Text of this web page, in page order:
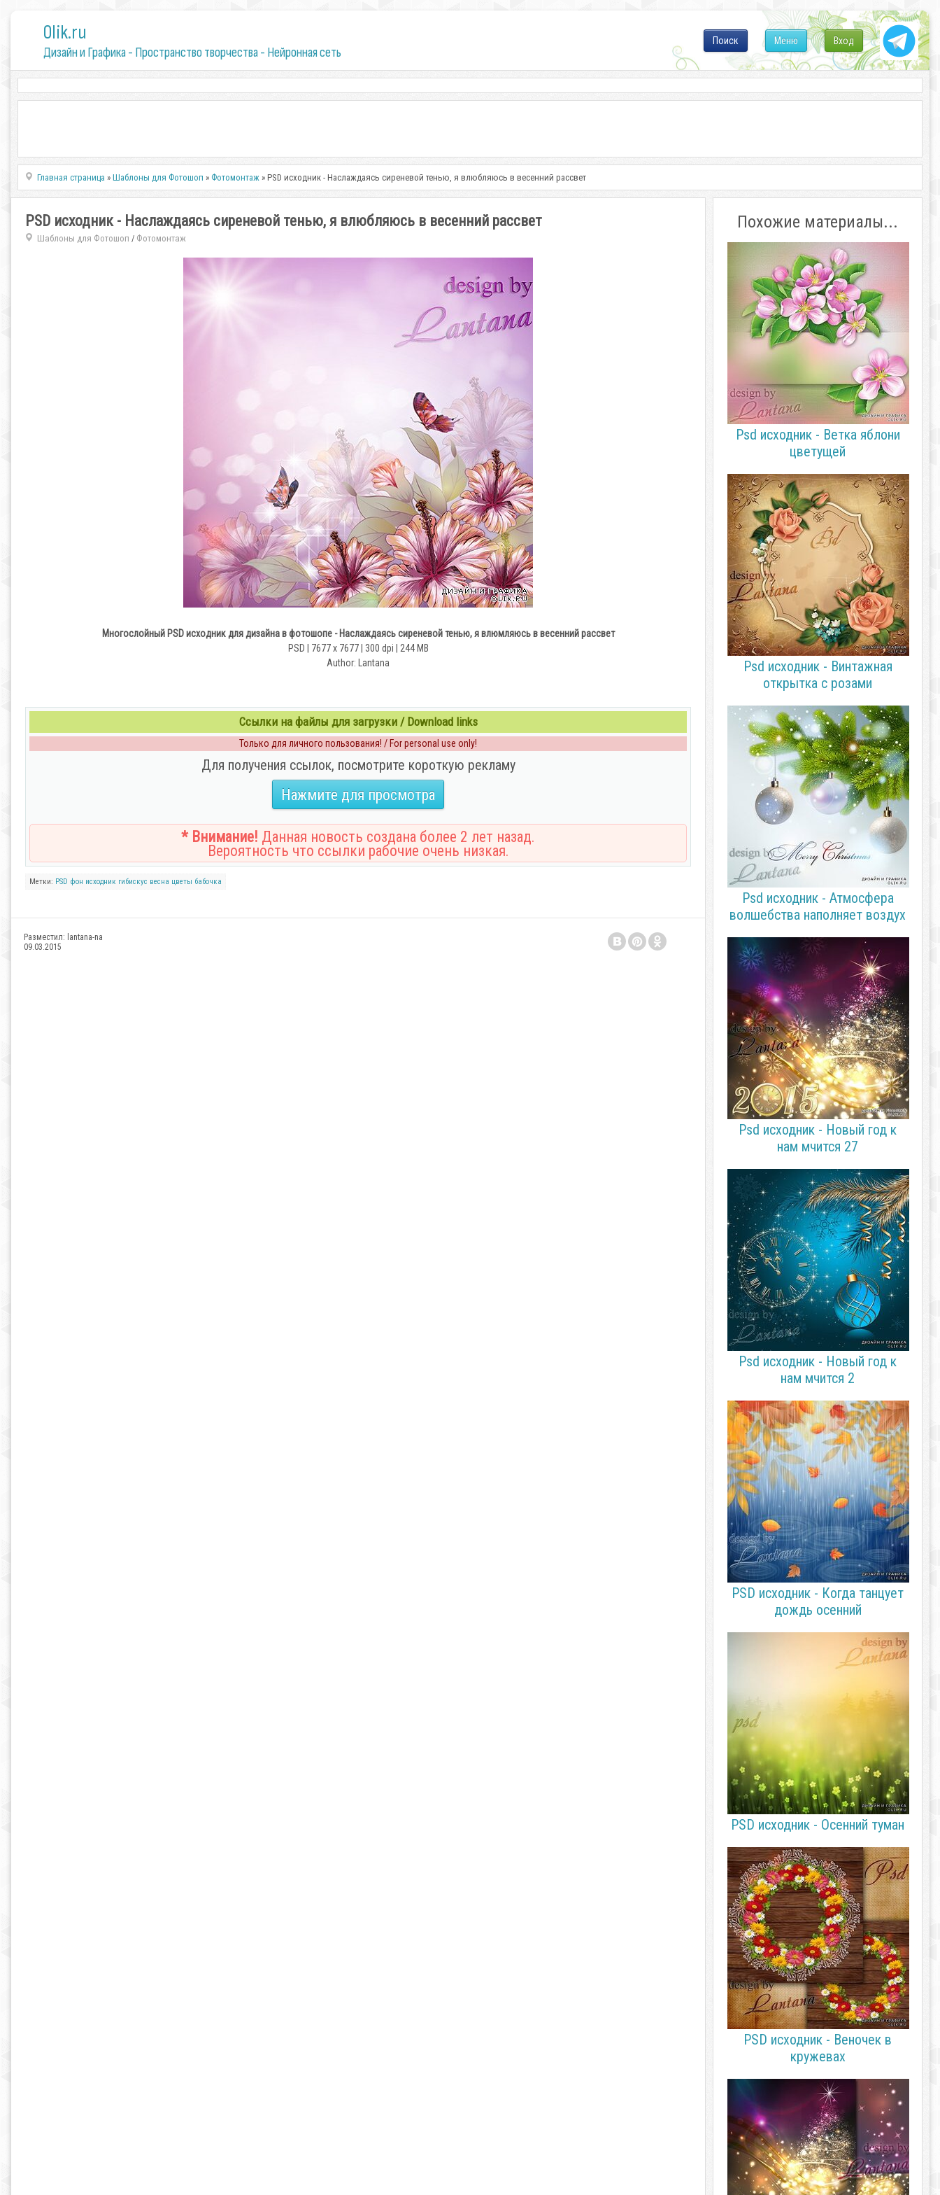
0lik.ru
Дизайн и Графика - Пространство творчества - Нейронная сеть
Вход
Меню
Поиск
Главная страница »Шаблоны для Фотошоп » Фотомонтаж » PSD исходник - Наслаждаясь сиреневой тенью, я влюбляюсь в весенний рассвет
PSD исходник - Наслаждаясь сиреневой тенью, я влюбляюсь в весенний рассвет
Шаблоны для Фотошоп / Фотомонтаж
Многослойный PSD исходник для дизайна в фотошопе - Наслаждаясь сиреневой тенью, я влюмляюсь в весенний рассвет
PSD | 7677 x 7677 | 300 dpi | 244 MB
Author: Lantana
Ссылки на файлы для загрузки / Download links
Только для личного пользования! / For personal use only!
Для получения ссылок, посмотрите короткую рекламу
Нажмите для просмотра
* Внимание! Данная новость создана более 2 лет назад.
Вероятность что ссылки рабочие очень низкая.
Метки: PSD фон исходник гибискус весна цветы бабочка
Разместил: lantana-na
09.03.2015
Похожие материалы...
Psd исходник - Ветка яблони
цветущей
Psd исходник - Винтажная
открытка с розами
Psd исходник - Атмосфера
волшебства наполняет воздух
Psd исходник - Новый год к
нам мчится 27
Psd исходник - Новый год к
нам мчится 2
PSD исходник - Когда танцует
дождь осенний
PSD исходник - Осенний туман
PSD исходник - Веночек в
кружевах